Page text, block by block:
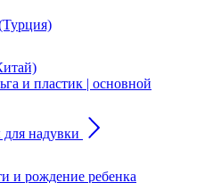
и пластик | основной
надувки
и рождение ребенка